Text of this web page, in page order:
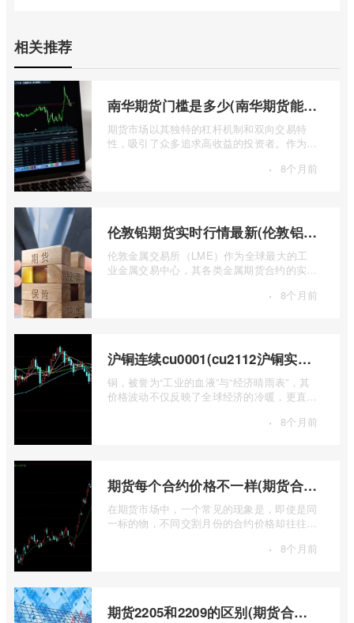
相关推荐
南华期货门槛是多少(南华期货能做国际期货吗)
期货市场以其独特的杠杆机制和双向交易特
性，吸引了众多追求高收益的投资者。作为中
· 8个月前
伦敦铅期货实时行情最新(伦敦铝锡期货实时行情)
伦敦金属交易所（LME）作为全球最大的工
业金属交易中心，其各类金属期货合约的实时
· 8个月前
沪铜连续cu0001(cu2112沪铜实时行情)
铜，被誉为“工业的血液”与“经济晴雨表”，其
价格波动不仅反映了全球经济的冷暖，更直接
· 8个月前
期货每个合约价格不一样(期货合约之间的价格差)
在期货市场中，一个常见的现象是，即使是同
一标的物，不同交割月份的合约价格却往往不
· 8个月前
期货2205和2209的区别(期货合约2205什么意思)